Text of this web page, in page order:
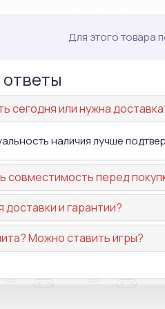
Для этого товара
сегодня или нужна
наличия лучше
совместимость перед
доставки и гарантии?
Можно ставить игры?